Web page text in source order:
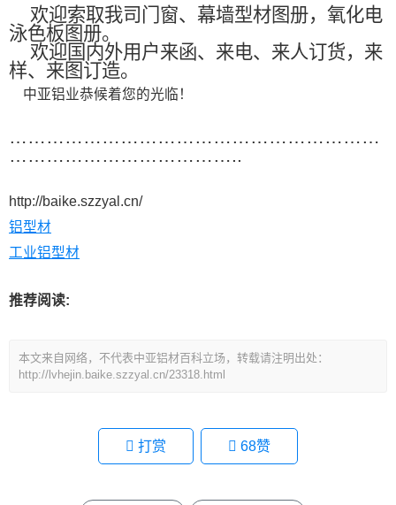
欢迎索取我司门窗、幕墙型材图册，氧化电
泳色板图册。
欢迎国内外用户来函、来电、来人订货，来
样、来图订造。
中亚铝业恭候着您的光临！
……………………………………………………
………………………………..
http://baike.szzyal.cn/
铝型材
工业铝型材
推荐阅读:
本文来自网络，不代表中亚铝材百科立场，转载请注明出处：
http://lvhejin.baike.szzyal.cn/23318.html
打赏 68赞